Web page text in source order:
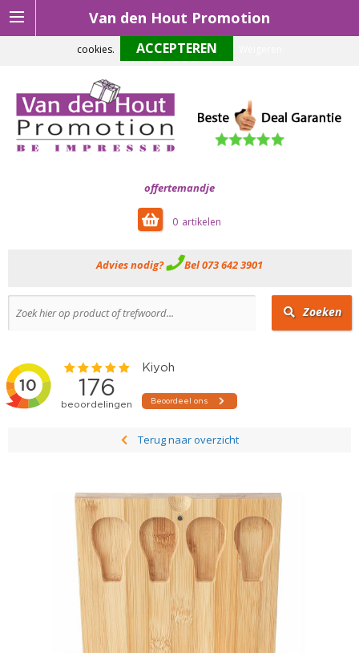
Van den Hout Promotion
offertemandje
0
Advies nodig? Bel 073 642 3901
Zoeken
Terug naar overzicht
Om onze website optimaal te laten functioneren maken wij gebruik van
cookies.